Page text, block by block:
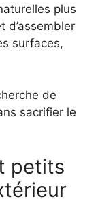
plus
d’assembler
surfaces,
de
sacrifier le
petits